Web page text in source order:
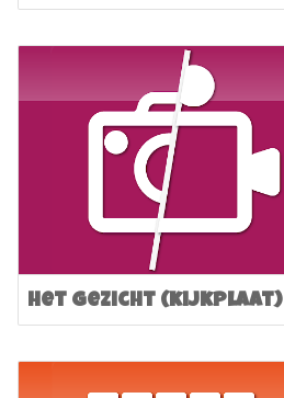
Het gezicht (kijkplaat)